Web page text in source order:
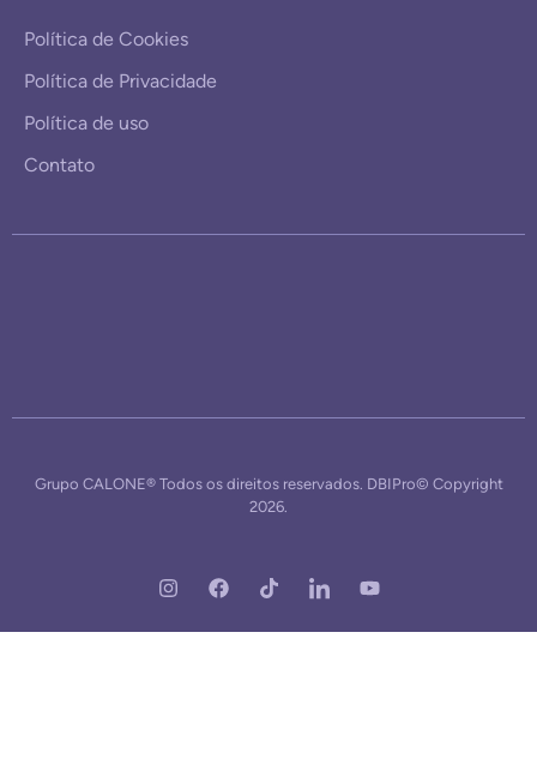
Política de Cookies
Política de Privacidade
Política de uso
Contato
Grupo CALONE® Todos os direitos reservados. DBIPro© Copyright
2026.